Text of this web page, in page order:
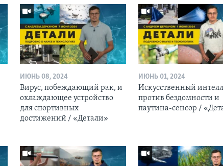
ИЮНЬ 08, 2024
Вирус, побеждающий рак, и
охлаждающее устройство
для спортивных
достижений / «Детали»
ИЮНЬ 01, 2024
Искусственный
против бездомности и
паутина-сенсор /